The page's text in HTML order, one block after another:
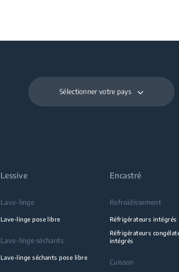
Sélectionner votre pays
Lessive
Lave-linge
Lave-linge pose libre
Lave-linge séchants
Lave-linge séchants pose libre
Encastré
Refroidissement
Réfrigérateurs intégrés
Réfrigérateurs
intégrés
Cuisson